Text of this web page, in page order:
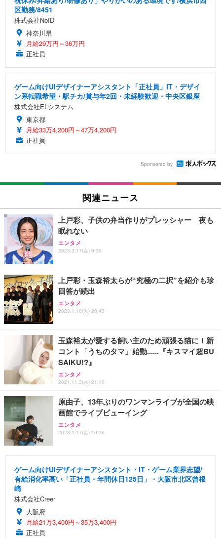
区勤務/8451
株式会社NoID
神奈川県
月給29万円～36万円
正社員
ゲーム向けUIデザイナーアシスタント「正社員」IT・デザイ
ン系転職希望・駅チカ/賞与年2回・未経験歓迎・中央区銀座
株式会社ELシステム
東京都
月給33万4,200円～47万4,200円
正社員
Sponsored by
関連ニュース
上戸彩、子供の弁当作りがプレッシャー 夜も
眠れない
エンタメ
2023.2.17(金) 9:36
上戸彩・玉森裕太らが“究極の二択”を紹介も珍
回答が続出
エンタメ
2023.1.10(火) 20:43
玉森裕太が愛する飼い主のため頑張る猫に！新
コント「うちのタマ」始動......『キスマイ超BU
SAIKU!?』
エンタメ
2021.11.3(水) 21:10
原由子、13年ぶりのワンマンライブが全国の映
画館でライブビューイング
エンタメ
2023.2.17(金) 16:26
ゲーム向けUIデザイナーアシスタント・IT・ゲーム業界志望/
有給消化率高い「正社員・年間休日125日」・大阪市北区曾根
崎
株式会社Creer
大阪府
月給21万3,400円～35万3,400円
正社員